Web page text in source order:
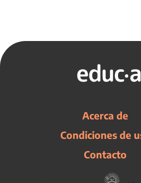
Acerca de
Condiciones de
Contacto